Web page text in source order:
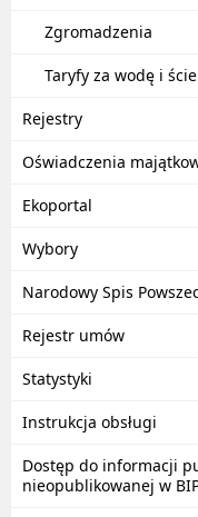
Zgromadzenia
Taryfy za wodę i
Rejestry
Oświadczenia
Ekoportal
Wybory
Narodowy Spis
Rejestr umów
Statystyki
Instrukcja obsługi
Dostęp do informacji
nieopublikowanej w